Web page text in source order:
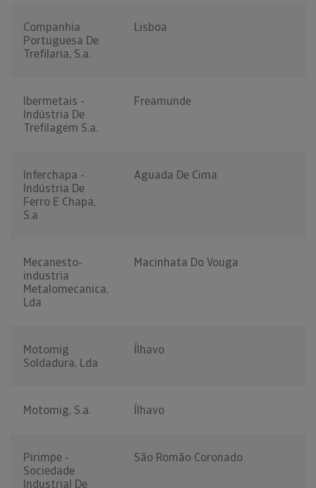
Companhia
Portuguesa De
Trefilaria, S.a.
Lisboa
Ibermetais -
Indústria De
Trefilagem S.a.
Freamunde
Inferchapa -
Indústria De
Ferro E Chapa,
S.a
Aguada De Cima
Mecanesto-
industria
Metalomecanica,
Lda
Macinhata Do Vouga
Motomig
Soldadura, Lda
Ílhavo
Motomig, S.a. Ílhavo
Pirimpe -
Sociedade
Industrial De
São Romão Coronado